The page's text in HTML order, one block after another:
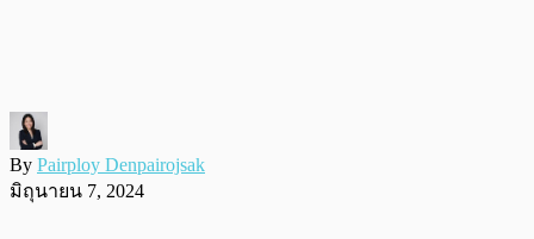
By Pairploy Denpairojsak
มิถุนายน 7, 2024